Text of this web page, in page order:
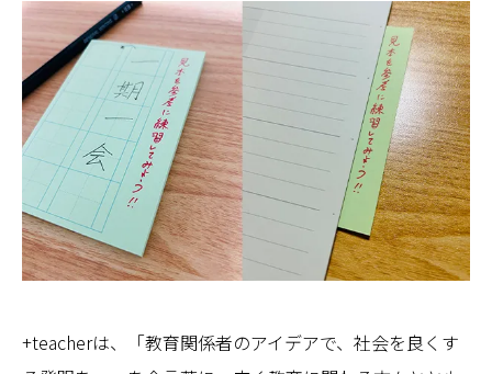
+teacherは、「教育関係者のアイデアで、社会を良くす